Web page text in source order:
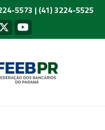
5573 | (41) 3224-5525